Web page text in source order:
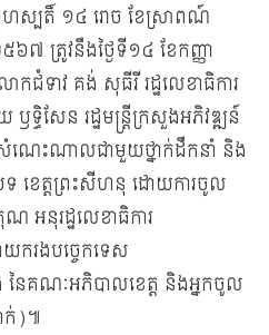
ហស្បតិ៍ ១៤ រោច ខែស្រាពណ៍
៦៧ ត្រូវនឹងថ្ងៃទី១៤ ខែកញ្ញា
ជំទាវ គង់ សុធីរី រដ្ឋលេខាធិការ
ទ្ធិសែន រដ្ឋមន្ត្រីក្រសួងអភិវឌ្ឍន៍
េះណាលជាមួយថ្នាក់ដឹកនាំ និង
បទ ខេត្តព្រះសីហនុ ដោយការចូល
អនុរដ្ឋលេខាធិការ
យករងបច្ចេកទេស
គណៈអភិបាលខេត្ត និងអ្នកចូល
ក់)៕